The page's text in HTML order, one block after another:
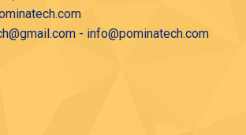
- info@pominatech.com